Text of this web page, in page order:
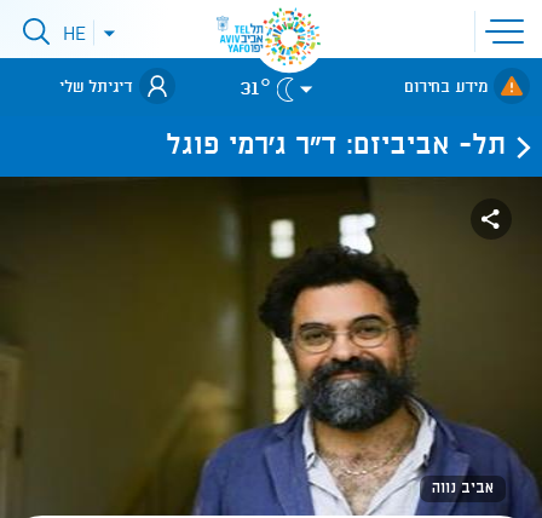
פתיחת
תפריט
אתר
לאתר עיריית
תל-אביב
פתיחתHE
מידע בחירום 31° דיגיתל שלי
תל- אביביזם: ד"ר ג'רמי פוגל
אביב נווה